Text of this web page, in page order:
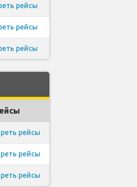
рейсы
рейсы
рейсы
рейсы
рейсы
рейсы